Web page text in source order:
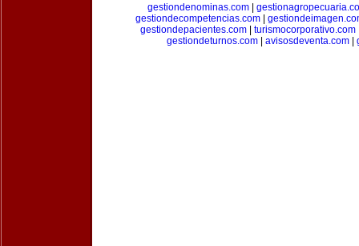
gestiondenominas.com|
gestiondecompetencias.com|
gestiondepacientes.com| turismocorporativo.com
gestiondeturnos.com| avisosdeventa.com|